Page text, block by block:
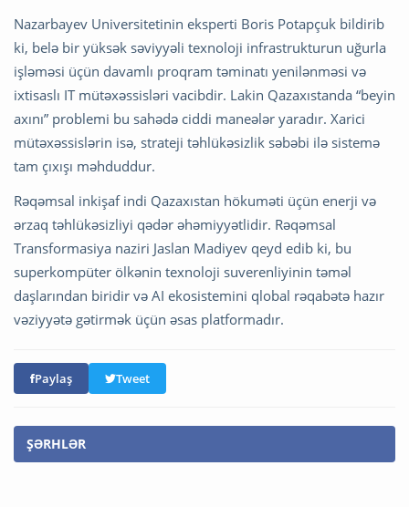
Nazarbayev Universitetinin eksperti Boris Potapçuk bildirib
ki, belə bir yüksək səviyyəli texnoloji infrastrukturun uğurla
işləməsi üçün davamlı proqram təminatı yenilənməsi və
ixtisaslı IT mütəxəssisləri vacibdir. Lakin Qazaxıstanda “beyin
axını” problemi bu sahədə ciddi maneələr yaradır. Xarici
mütəxəssislərin isə, strateji təhlükəsizlik səbəbi ilə sistemə
tam çıxışı məhduddur.
Rəqəmsal inkişaf indi Qazaxıstan hökuməti üçün enerji və
ərzaq təhlükəsizliyi qədər əhəmiyyətlidir. Rəqəmsal
Transformasiya naziri Jaslan Madiyev qeyd edib ki, bu
superkompüter ölkənin texnoloji suverenliyinin təməl
daşlarından biridir və AI ekosistemini qlobal rəqabətə hazır
vəziyyətə gətirmək üçün əsas platformadır.
Paylaş Tweet
ŞƏRHLƏR